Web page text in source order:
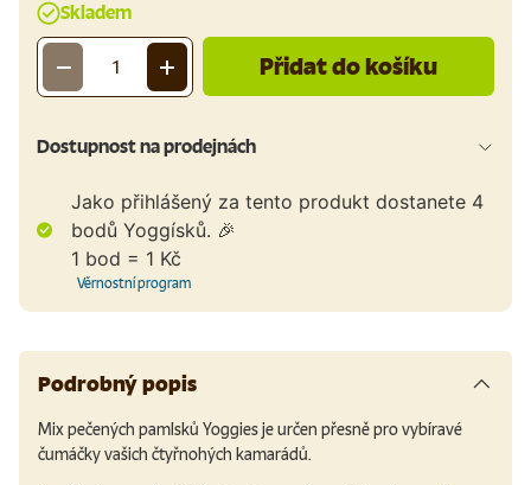
Skladem
Množství
- + Přidat do košíku
Dostupnost na prodejnách
Jako přihlášený za tento produkt dostanete 4
bodů Yoggísků. 🎉
1 bod = 1 Kč
Věrnostní program
Podrobný popis
Mix pečených pamlsků Yoggies je určen přesně pro vybíravé
čumáčky vašich čtyřnohých kamarádů.